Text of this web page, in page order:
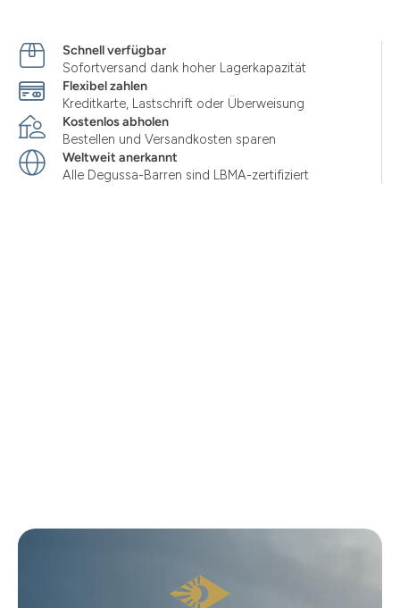
Schnell verfügbar
Sofortversand dank hoher Lagerkapazität
Flexibel zahlen
Kreditkarte, Lastschrift oder Überweisung
Kostenlos abholen
Bestellen und Versandkosten sparen
Weltweit anerkannt
Alle Degussa-Barren sind LBMA-zertifiziert